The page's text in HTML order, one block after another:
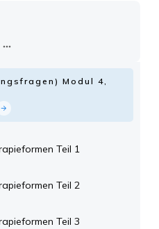
Modul 4,
Teil 1
Teil 2
Teil 3